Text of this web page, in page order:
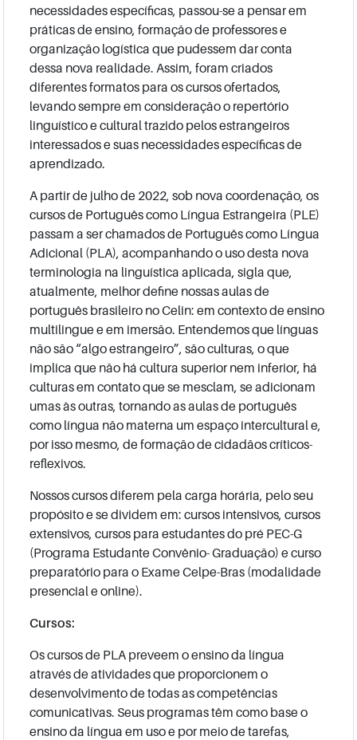
necessidades específicas, passou-se a pensar em
práticas de ensino, formação de professores e
organização logística que pudessem dar conta
dessa nova realidade. Assim, foram criados
diferentes formatos para os cursos ofertados,
levando sempre em consideração o repertório
linguístico e cultural trazido pelos estrangeiros
interessados e suas necessidades específicas de
aprendizado.
A partir de julho de 2022, sob nova coordenação, os
cursos de Português como Língua Estrangeira (PLE)
passam a ser chamados de Português como Língua
Adicional (PLA), acompanhando o uso desta nova
terminologia na linguística aplicada, sigla que,
atualmente, melhor define nossas aulas de
português brasileiro no Celin: em contexto de ensino
multilingue e em imersão. Entendemos que línguas
não são “algo estrangeiro”, são culturas, o que
implica que não há cultura superior nem inferior, há
culturas em contato que se mesclam, se adicionam
umas às outras, tornando as aulas de português
como língua não materna um espaço intercultural e,
por isso mesmo, de formação de cidadãos críticos-
reflexivos.
Nossos cursos diferem pela carga horária, pelo seu
propósito e se dividem em: cursos intensivos, cursos
extensivos, cursos para estudantes do pré PEC-G
(Programa Estudante Convênio- Graduação) e curso
preparatório para o Exame Celpe-Bras (modalidade
presencial e online).
Cursos:
Os cursos de PLA preveem o ensino da língua
através de atividades que proporcionem o
desenvolvimento de todas as competências
comunicativas. Seus programas têm como base o
ensino da língua em uso e por meio de tarefas,